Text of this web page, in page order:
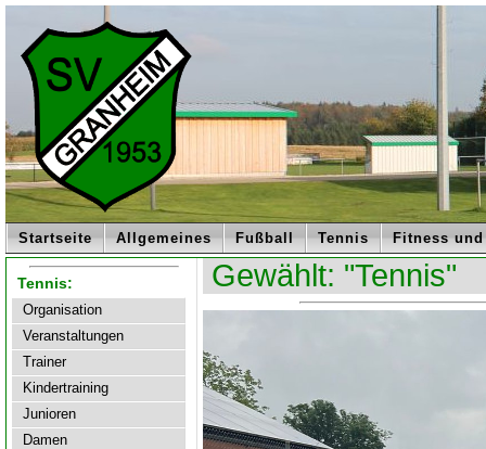
Startseite Allgemeines Fußball Tennis Fitness
Tennis:
Organisation
Veranstaltungen
Trainer
Kindertraining
Junioren
Damen
Gewählt: "Tennis"